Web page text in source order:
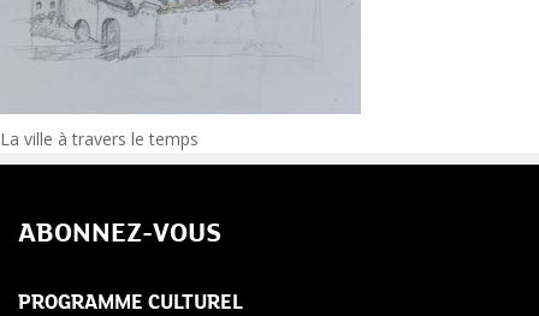
Navigation
l’article
La ville à travers le temps
ABONNEZ-VOUS
PROGRAMME CULTUREL